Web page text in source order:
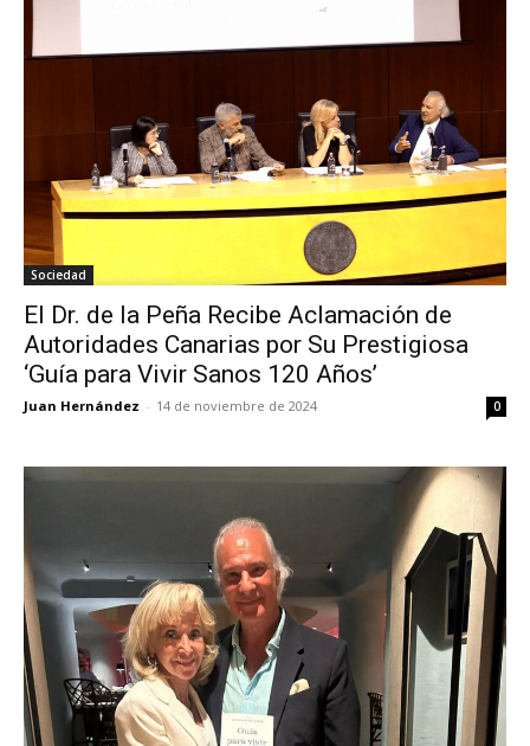
Sociedad
El Dr. de la Peña Recibe Aclamación de
Autoridades Canarias por Su Prestigiosa
‘Guía para Vivir Sanos 120 Años’
Juan Hernández - 14 de noviembre de 2024 0